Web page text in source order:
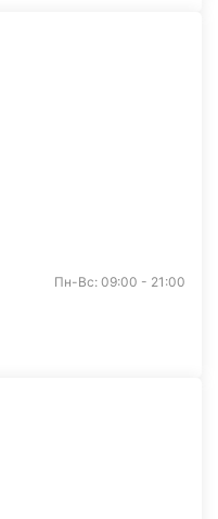
Пн-Вс: 09:00 - 21:00